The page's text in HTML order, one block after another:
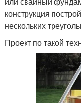
конструкция
нескольких
Проект по такой